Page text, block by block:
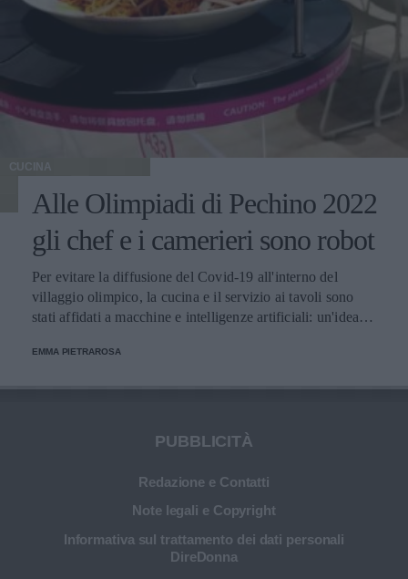
CUCINA
Alle Olimpiadi di Pechino 2022
gli chef e i camerieri sono robot
Per evitare la diffusione del Covid-19 all'interno del
villaggio olimpico, la cucina e il servizio ai tavoli sono
stati affidati a macchine e intelligenze artificiali: un'idea
EMMA PIETRAROSA
PUBBLICITÀ
Redazione e Contatti
Note legali e Copyright
Informativa sul trattamento dei dati personali
DireDonna